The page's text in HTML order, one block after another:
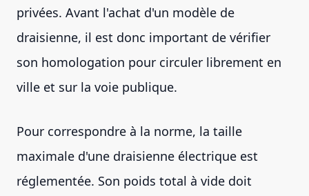
privées. Avant l'achat d'un modèle de
draisienne, il est donc important de vérifier
son homologation pour circuler librement en
ville et sur la voie publique.
Pour correspondre à la norme, la taille
maximale d'une draisienne électrique est
réglementée. Son poids total à vide doit